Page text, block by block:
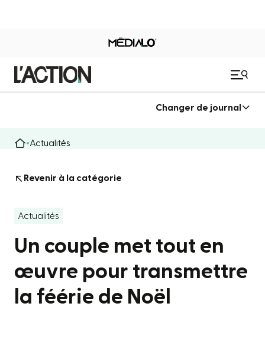
Changer de journal
Actualités
Revenir à la catégorie
Actualités
Un couple met tout en
œuvre pour transmettre
la féérie de Noël